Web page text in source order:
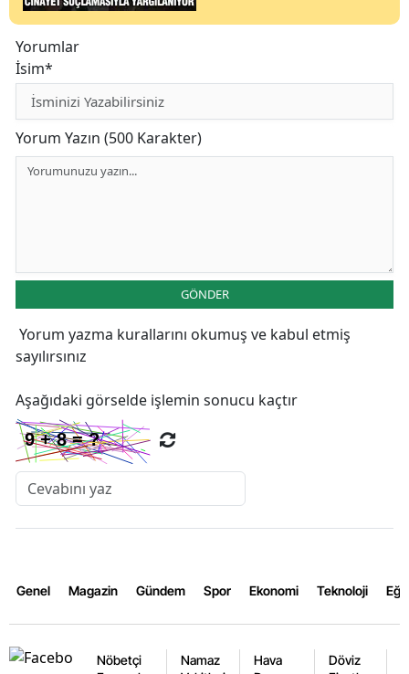
Yorumlar
İsim*
Yorum Yazın (500 Karakter)
GÖNDER
Yorum yazma kurallarını okumuş ve kabul etmiş
sayılırsınız
Aşağıdaki görselde işlemin sonucu kaçtır
Genel Magazin Gündem Spor Ekonomi Teknoloji
Nöbetçi
Namaz
Hava
Döviz